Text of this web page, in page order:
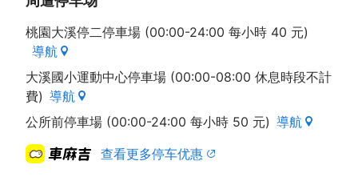
桃園大溪停二停車場 (00:00-24:00 每小時 40 元)
導航
大溪國小運動中心停車場 (00:00-08:00 休息時段不計
費) 導航
公所前停車場 (00:00-24:00 每小時 50 元) 導航
查看更多停车优惠